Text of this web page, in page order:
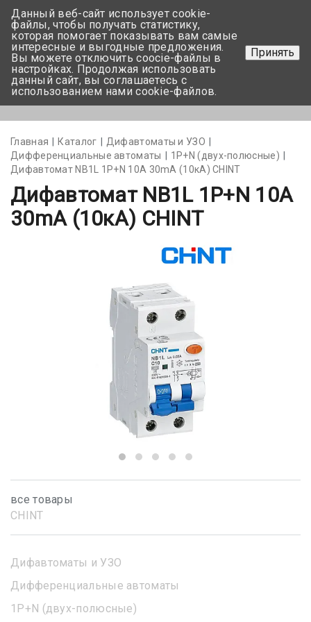
+375 17-350-99-56
+375 44-752-82-08
Задать вопрос
Главная Каталог
Дифавтоматы и УЗО
Дифференциальные автоматы
1Р+N (двух-полюсные)
Дифавтомат NB1L 1P+N 10А 30mA (10кА) CHINT
Дифавтомат NB1L 1P+N 10А
30mA (10кА) CHINT
все товары
CHINT
Дифавтоматы и УЗО
Дифференциальные автоматы
1Р+N (двух-полюсные)
Данный веб-сайт использует cookie-
файлы, чтобы получать статистику,
которая помогает показывать вам самые
интересные и выгодные предложения.
Вы можете отключить coocie-файлы в
настройках. Продолжая использовать
данный сайт, вы соглашаетесь с
использованием нами cookie-файлов.
Принять